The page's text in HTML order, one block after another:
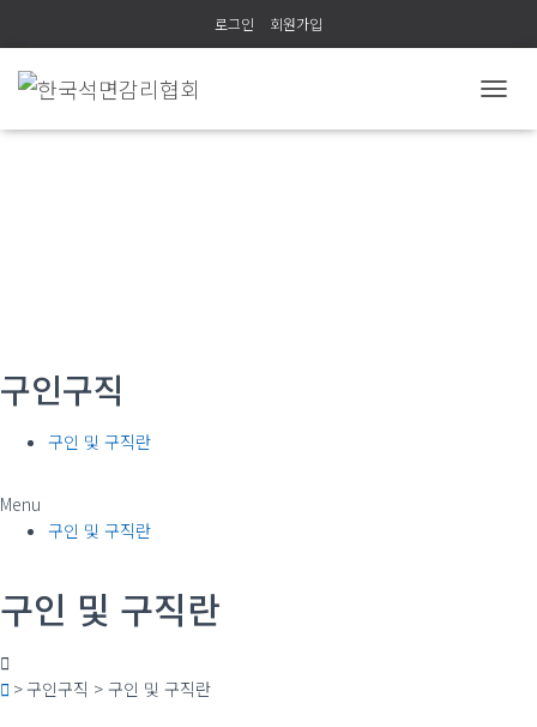
로그인 회원가입
비
구인구직
구인 및 구직란
Menu
구인 및 구직란
구인 및 구직란
> 구인구직 > 구인 및 구직란